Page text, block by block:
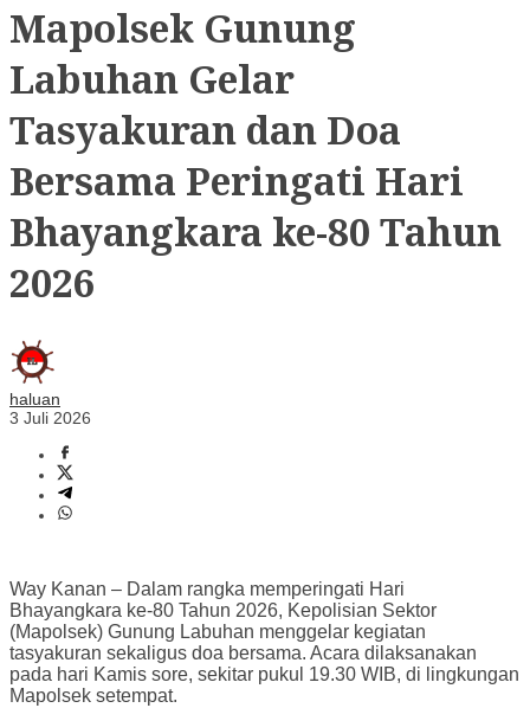
Mapolsek Gunung
Labuhan Gelar
Tasyakuran dan Doa
Bersama Peringati Hari
Bhayangkara ke-80 Tahun
2026
haluan
3 Juli 2026
Way Kanan – Dalam rangka memperingati Hari
Bhayangkara ke-80 Tahun 2026, Kepolisian Sektor
(Mapolsek) Gunung Labuhan menggelar kegiatan
tasyakuran sekaligus doa bersama. Acara dilaksanakan
pada hari Kamis sore, sekitar pukul 19.30 WIB, di lingkungan
Mapolsek setempat.